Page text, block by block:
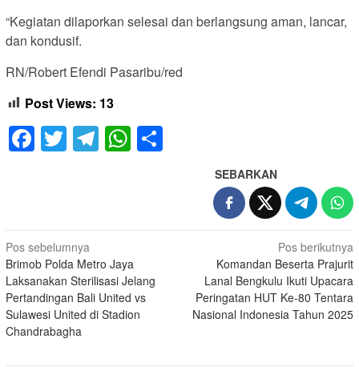
“Kegiatan dilaporkan selesai dan berlangsung aman, lancar,
dan kondusif.
RN/Robert Efendi Pasaribu/red
Post Views: 13
Facebook
TwitterTelegram
WhatsApp
SEBARKAN
Navigasi
pos
Pos sebelumnya
Brimob Polda Metro Jaya
Laksanakan Sterilisasi Jelang
Pertandingan Bali United vs
Sulawesi United di Stadion
Chandrabagha
Pos berikutnya
Komandan Beserta Prajurit
Lanal Bengkulu Ikuti Upacara
Peringatan HUT Ke-80 Tentara
Nasional Indonesia Tahun 2025